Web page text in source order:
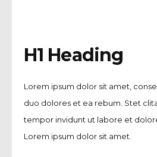
H1 Heading
Lorem ipsum dolor sit amet,
duo dolores et ea rebum. Stet
tempor invidunt ut labore et
Lorem ipsum dolor sit amet.